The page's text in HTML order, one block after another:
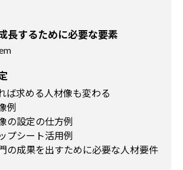
長するために必要な要素
ば求める人材像も変わる
例
の設定の仕方例
プシート活用例
の成果を出すために必要な人材要件